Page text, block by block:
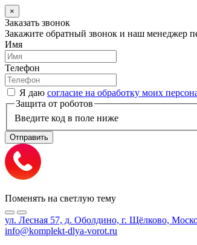
×
Заказать звонок
Закажите обратный звонок и наш менеджер
Имя
Телефон
Я даю согласие на обработку моих
Защита от роботов
Введите код в поле ниже
Отправить
Поменять на светлую тему
ул. Лесная 57, д. Оболдино, г. Щёлково,
info@komplekt-dlya-vorot.ru